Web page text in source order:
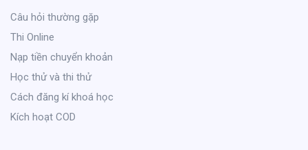
Câu hỏi thường gặp
Thi Online
Nạp tiền chuyển khoản
Học thử và thi thử
Cách đăng kí khoá học
Kích hoạt COD